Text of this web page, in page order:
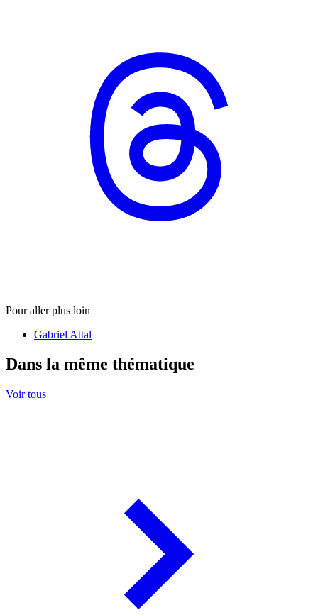
Pour aller plus loin
Gabriel Attal
Dans la même thématique
Voir tous